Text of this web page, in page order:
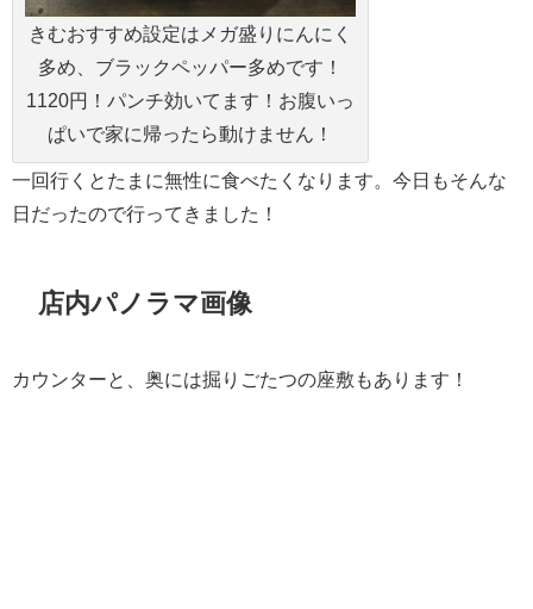
きむおすすめ設定はメガ盛りにんにく
多め、ブラックペッパー多めです！
1120円！パンチ効いてます！お腹いっ
ぱいで家に帰ったら動けません！
一回行くとたまに無性に食べたくなります。今日もそんな
日だったので行ってきました！
店内パノラマ画像
カウンターと、奥には掘りごたつの座敷もあります！